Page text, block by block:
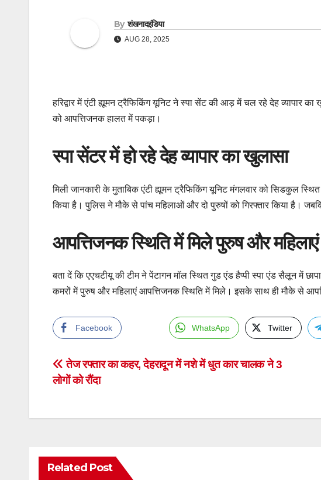
By शंखनादइंडिया
AUG 28, 2025
हरिद्वार में एंटी ह्यूमन ट्रैफिकिंग यूनिट ने स्पा सेंट की आड़ में चल रहे देह व्यापार
को आपत्तिजनक हालत में पकड़ा।
स्पा सेंटर में हो रहे देह व्यापार का खुलासा
मिली जानकारी के मुताबिक एंटी ह्यूमन ट्रैफिकिंग यूनिट मंगलवार को सिडकुल
किया है। पुलिस ने मौके से पांच महिलाओं और दो पुरुषों को गिरफ्तार किया है।
आपत्तिजनक स्थिति में मिले पुरुष और महिलाएं
बता दें कि एएचटीयू की टीम ने पेंटागन मॉल स्थित गुड एंड हैप्पी स्पा एंड सैलून में
कमरों में पुरुष और महिलाएं आपत्तिजनक स्थिति में मिले। इसके साथ ही मौके से
Facebook WhatsApp Twitter
Post
तेज रफ्तार का कहर, देहरादून में नशे में धुत कार चालक ने 3
लोगों को रौंदा
Related Post